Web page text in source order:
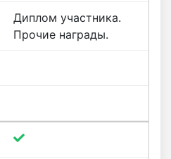
Диплом участника.
Прочие награды.